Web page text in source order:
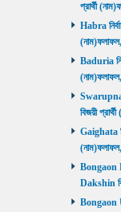
প্রার্থী
Habra
Baduria
বিজয়ী
Gaighata
Bongaon
Dakshin
Bongaon